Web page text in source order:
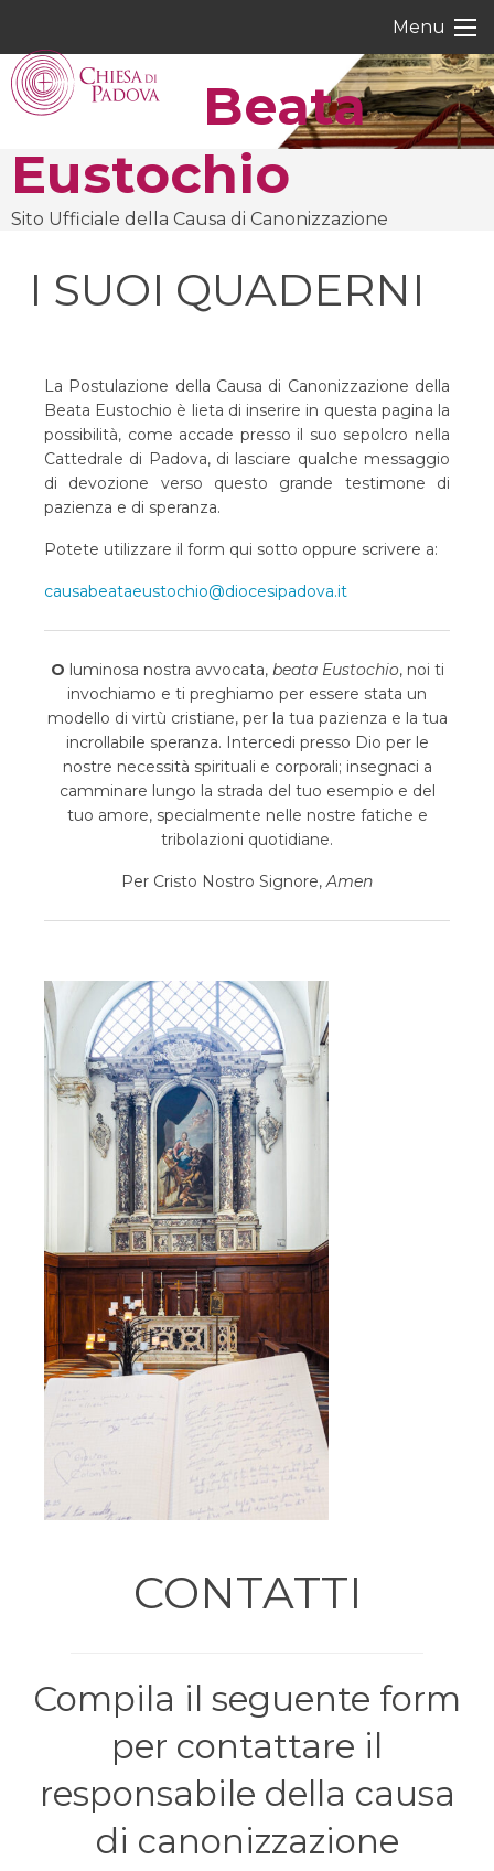
content
Menu
Beata
Eustochio
Sito Ufficiale della Causa di Canonizzazione
I SUOI QUADERNI
La Postulazione della Causa di Canonizzazione della
Beata Eustochio è lieta di inserire in questa pagina la
possibilità, come accade presso il suo sepolcro nella
Cattedrale di Padova, di lasciare qualche messaggio
di devozione verso questo grande testimone di
pazienza e di speranza.
Potete utilizzare il form qui sotto oppure scrivere a:
causabeataeustochio@diocesipadova.it
O luminosa nostra avvocata, beata Eustochio, noi ti
invochiamo e ti preghiamo per essere stata un
modello di virtù cristiane, per la tua pazienza e la tua
incrollabile speranza. Intercedi presso Dio per le
nostre necessità spirituali e corporali; insegnaci a
camminare lungo la strada del tuo esempio e del
tuo amore, specialmente nelle nostre fatiche e
tribolazioni quotidiane.
Per Cristo Nostro Signore,Amen
CONTATTI
Compila il seguente form
per contattare il
responsabile della causa
di canonizzazione